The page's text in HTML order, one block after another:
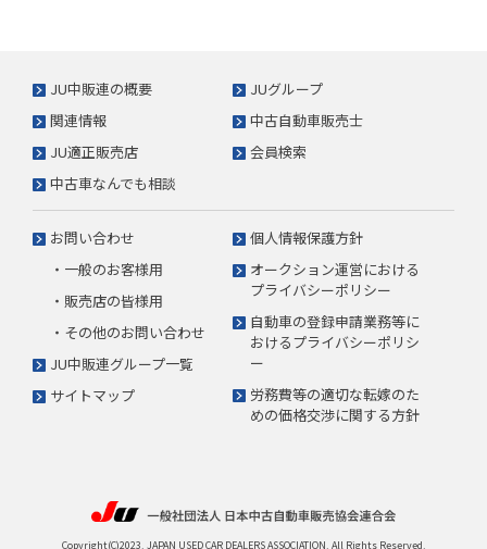
JU中販連の概要
JUグループ
関連情報
中古自動車販売士
JU適正販売店
会員検索
中古車なんでも相談
お問い合わせ
・一般のお客様用
・販売店の皆様用
・その他のお問い合わせ
JU中販連グループ一覧
サイトマップ
個人情報保護方針
オークション運営における
プライバシーポリシー
自動車の登録申請業務等に
おけるプライバシーポリシ
ー
労務費等の適切な転嫁のた
めの価格交渉に関する方針
Copyright(C)2023. JAPAN USED CAR DEALERS ASSOCIATION. All Rights Reserved.